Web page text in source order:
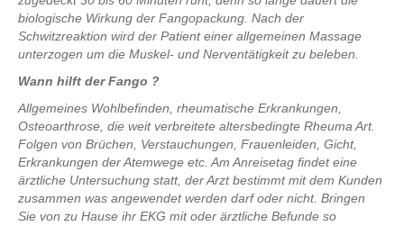
biologische Wirkung der Fangopackung. Nach der
Schwitzreaktion wird der Patient einer allgemeinen Massage
unterzogen um die Muskel- und Nerventätigkeit zu beleben.
Wann hilft der Fango ?
Allgemeines Wohlbefinden, rheumatische Erkrankungen,
Osteoarthrose, die weit verbreitete altersbedingte Rheuma Art.
Folgen von Brüchen, Verstauchungen, Frauenleiden, Gicht,
Erkrankungen der Atemwege etc. Am Anreisetag findet eine
ärztliche Untersuchung statt, der Arzt bestimmt mit dem Kunden
zusammen was angewendet werden darf oder nicht. Bringen
Sie von zu Hause ihr EKG mit oder ärztliche Befunde so